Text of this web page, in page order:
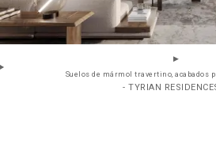
Suelos de mármol travertino, acabados
- TYRIAN